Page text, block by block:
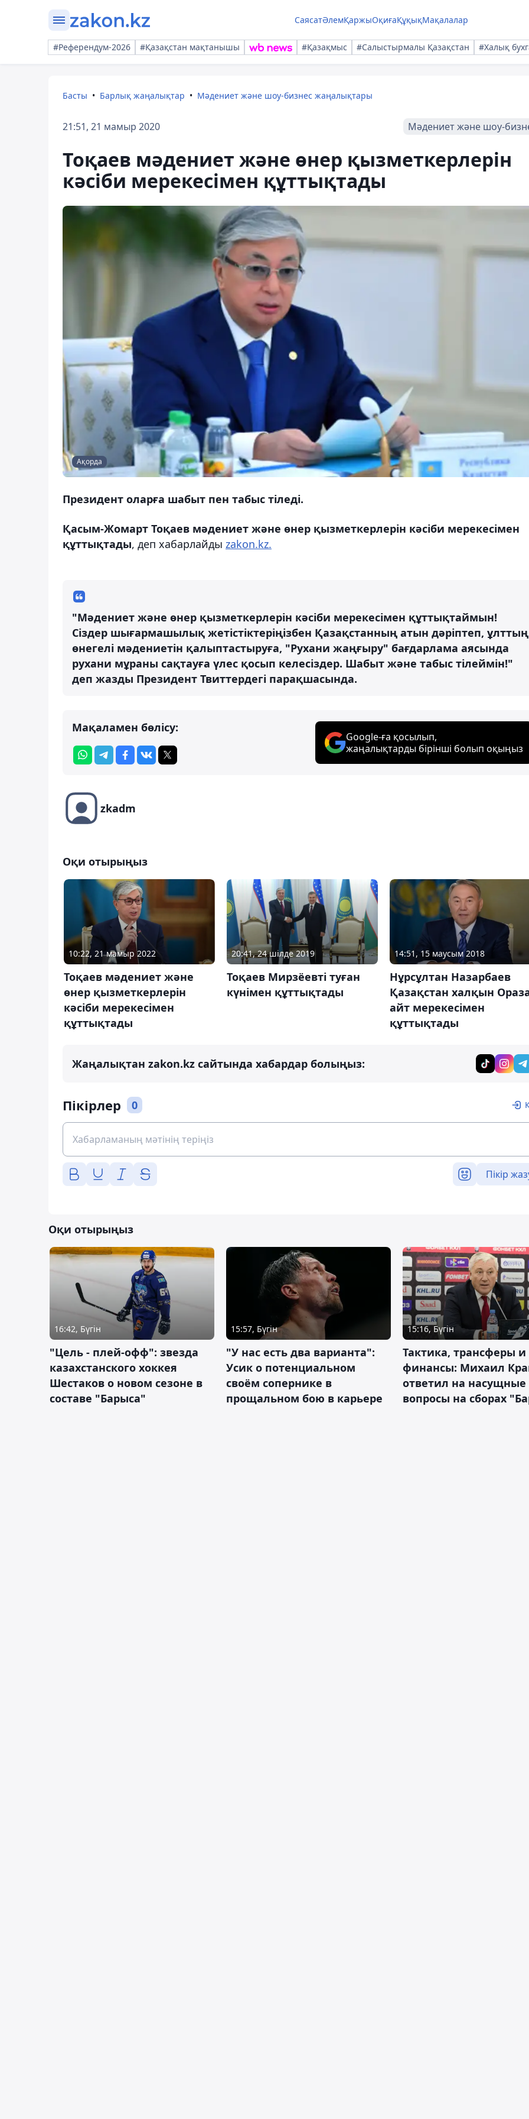
СаясатӘлемҚаржыОқиғаҚұқықМақалалар
#Референдум-2026 #Қазақстан мақтанышы #Қазақмыс #Салыстырмалы Қазақстан #Халық
Басты Барлық жаңалықтар Мәдениет және шоу-бизнес жаңалықтары
21:51, 21 мамыр 2020 Мәдениет және шоу-
Тоқаев мәдениет және өнер қызметкерлерін
кәсіби мерекесімен құттықтады
Ақорда
Президент оларға шабыт пен табыс тіледі.
Қасым-Жомарт Тоқаев мәдениет және өнер қызметкерлерін кәсіби мерекесімен
құттықтады, деп хабарлайды zakon.kz.
"Мәдениет және өнер қызметкерлерін кәсіби мерекесімен құттықтаймын!
Сіздер шығармашылық жетістіктеріңізбен Қазақстанның атын дәріптеп, ұлттың
өнегелі мәдениетін қалыптастыруға, "Рухани жаңғыру" бағдарлама аясында
рухани мұраны сақтауға үлес қосып келесіздер. Шабыт және табыс тілеймін!"
деп жазды Президент Твиттердегі парақшасында.
Мақаламен бөлісу:
Google-ға қосылып,
жаңалықтарды бірінші болып оқыңыз
zkadm
Оқи отырыңыз
10:22, 21 мамыр 2022
Тоқаев мәдениет және
өнер қызметкерлерін
кәсіби мерекесімен
құттықтады
20:41, 24 шілде 2019
Тоқаев Мирзёевті туған
күнімен құттықтады
14:51, 15 маусым 2018
Нұрсұлтан Назарбаев
Қазақстан халқын
айт мерекесімен
құттықтады
Жаңалықтан zakon.kz сайтында хабардар болыңыз:
Пікірлер 0
Пікір
Оқи отырыңыз
16:42, Бүгін
"Цель - плей-офф": звезда
казахстанского хоккея
Шестаков о новом сезоне в
составе "Барыса"
15:57, Бүгін
"У нас есть два варианта":
Усик о потенциальном
своём сопернике в
прощальном бою в карьере
15:16, Бүгін
Тактика, трансферы и
финансы: Михаил
ответил на насущные
вопросы на сборах